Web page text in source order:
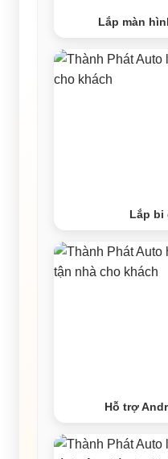
Lắp màn
Lắp bi
Hỗ trợ